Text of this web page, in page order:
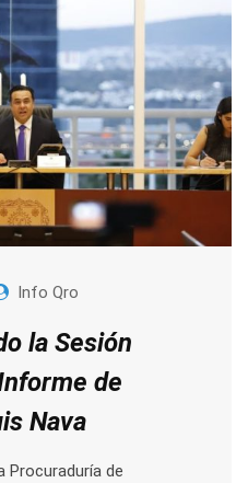
Info Qro
la Sesión
de
Nava
Procuraduría de